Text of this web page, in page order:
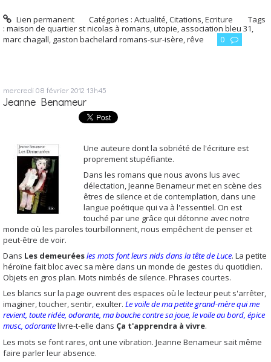
Lien permanent Catégories :Actualité,Citations,Ecriture
Tags
: maison de quartier st nicolas à romans,utopie, association bleu 31,
marc chagall, gaston bachelard romans-sur-isère,rêve 0
mercredi 08 février 2012 13h45
Jeanne Benameur
Une auteure dont la sobriété de l'écriture est
proprement stupéfiante.
Dans les romans que nous avons lus avec
délectation, Jeanne Benameur met en scène des
êtres de silence et de contemplation, dans une
langue poétique qui va à l'essentiel. On est
touché par une grâce qui détonne avec notre
monde où les paroles tourbillonnent, nous empêchent de penser et
peut-être de voir.
Dans Les demeuréesles motsfont leurs nids dans la tête de Luce. La petite
héroïne fait bloc avec sa mère dans un monde de gestes du quotidien.
Objets en gros plan. Mots nimbés de silence. Phrases courtes.
Les blancs sur la page ouvrent des espaces où le lecteur peut s'arrêter,
imaginer, toucher, sentir, exulter. Le voile de ma petite grand-mère qui me
revient, toute ridée, odorante, ma bouche contre sa joue, le voile au bord, épice
musc, odorantelivre-t-elle dans Ça t'apprendra à vivre.
Les mots se font rares, ont une vibration. Jeanne Benameur sait même
faire parler leur absence.